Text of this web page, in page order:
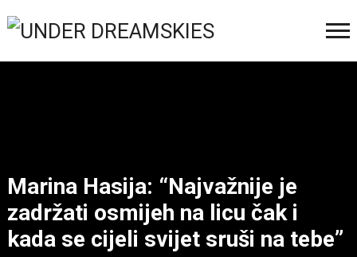
Marina Hasija: “Najvažnije je
zadržati osmijeh na licu čak i
kada se cijeli svijet sruši na tebe”